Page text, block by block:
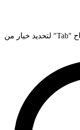
ابدأ الكتابة في مربع البحث، ثم استخدِم مفتاح "Tab" لتحديد خيار من